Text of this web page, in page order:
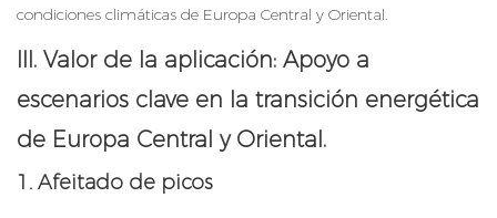
condiciones climáticas de Europa Central y Oriental.
III. Valor de la aplicación: Apoyo a
escenarios clave en la transición energética
de Europa Central y Oriental.
1. Afeitado de picos